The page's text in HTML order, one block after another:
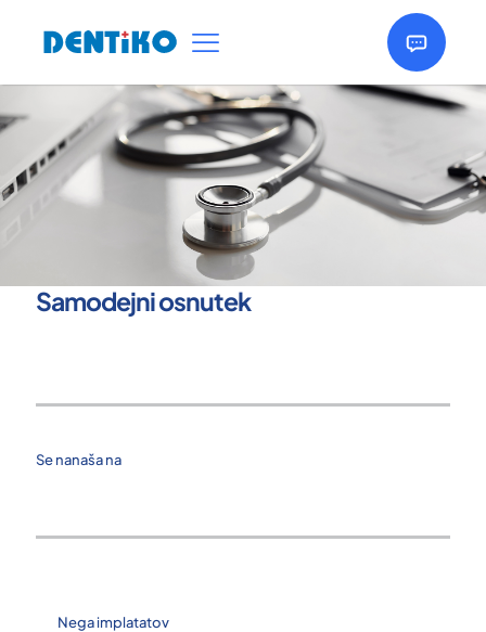
Samodejni osnutek
Se nanaša na
Nega implatatov